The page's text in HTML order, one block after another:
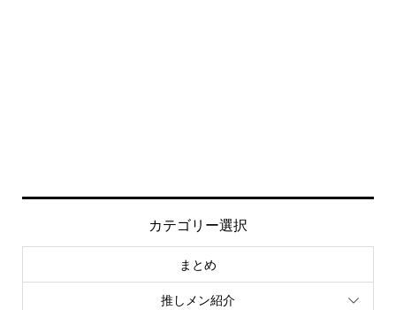
カテゴリー選択
まとめ
推しメン紹介